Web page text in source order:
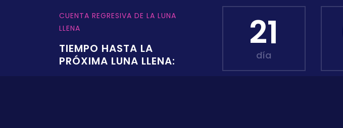
CUENTA REGRESIVA DE LA LUNA
LLENA
TIEMPO HASTA LA
PRÓXIMA LUNA LLENA:
21
día